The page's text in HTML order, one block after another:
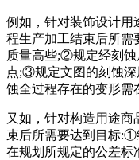
例如，针对装饰设计用
程生产加工结束后所
质量高些;②规定经刻
点;③规定文图的刻蚀
蚀全过程存在的变形需
又如，针对构造用途
束后所需要达到目标:①
在规划所规定的公差